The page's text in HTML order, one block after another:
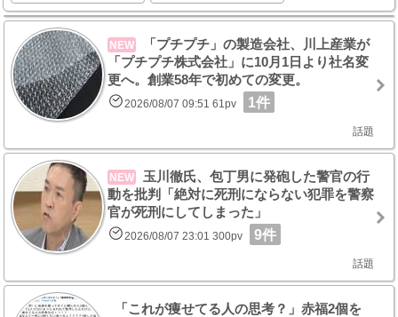
NEW
「プチプチ」の製造会社、川上産業が
「プチプチ株式会社」に10月1日より社名変
更へ。創業58年で初めての変更。
2026/08/07 09:51 61pv 1件
話題
NEW
玉川徹氏、包丁男に発砲した警官の行
動を批判「絶対に死刑にならない犯罪を警察
官が死刑にしてしまった」
2026/08/07 23:01 300pv 9件
話題
「これが痩せてる人の思考？」赤福2個を